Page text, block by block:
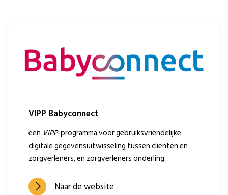
VIPP Babyconnect
een VIPP-programma voor gebruiksvriendelijke
digitale gegevensuitwisseling tussen cliënten en
zorgverleners, en zorgverleners onderling.
Naar de website